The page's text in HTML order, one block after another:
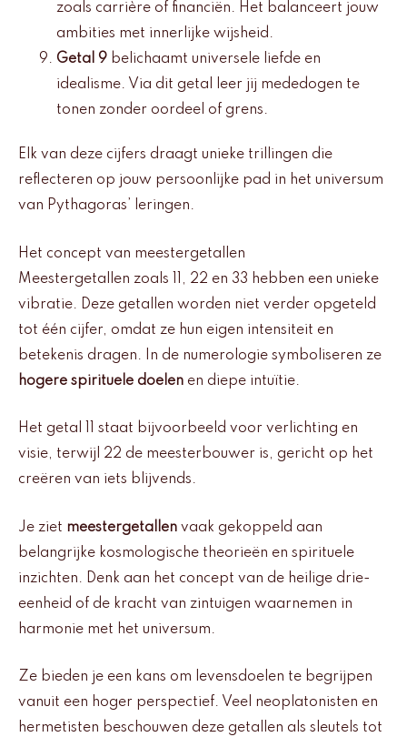
zoals carrière of financiën. Het balanceert jouw
ambities met innerlijke wijsheid.
Getal 9 belichaamt universele liefde en
idealisme. Via dit getal leer jij mededogen te
tonen zonder oordeel of grens.
Elk van deze cijfers draagt unieke trillingen die
reflecteren op jouw persoonlijke pad in het universum
van Pythagoras’ leringen.
Het concept van meestergetallen
Meestergetallen zoals 11, 22 en 33 hebben een unieke
vibratie. Deze getallen worden niet verder opgeteld
tot één cijfer, omdat ze hun eigen intensiteit en
betekenis dragen. In de numerologie symboliseren ze
hogere spirituele doelen en diepe intuïtie.
Het getal 11 staat bijvoorbeeld voor verlichting en
visie, terwijl 22 de meesterbouwer is, gericht op het
creëren van iets blijvends.
Je ziet meestergetallen vaak gekoppeld aan
belangrijke kosmologische theorieën en spirituele
inzichten. Denk aan het concept van de heilige drie-
eenheid of de kracht van zintuigen waarnemen in
harmonie met het universum.
Ze bieden je een kans om levensdoelen te begrijpen
vanuit een hoger perspectief. Veel neoplatonisten en
hermetisten beschouwen deze getallen als sleutels tot